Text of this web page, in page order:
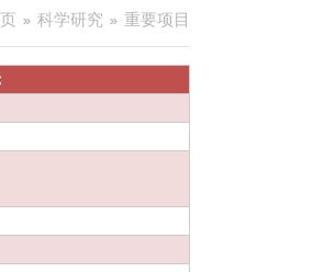
科学研究 重要项目